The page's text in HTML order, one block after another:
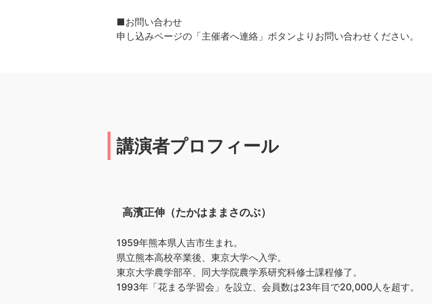
■お問い合わせ
申し込みページの「主催者へ連絡」ボタンよりお問い合わせください。
講演者プロフィール
高濱正伸（たかはままさのぶ）
1959年熊本県人吉市生まれ。
県立熊本高校卒業後、東京大学へ入学。
東京大学農学部卒、同大学院農学系研究科修士課程修了。
1993年「花まる学習会」を設立、会員数は23年目で20,000人を超す。